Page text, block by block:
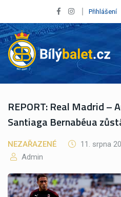
Přihlášení
REPORT: Real Madrid –
Santiaga Bernabéua
NEZAŘAZENÉ 11. srpna
Admin